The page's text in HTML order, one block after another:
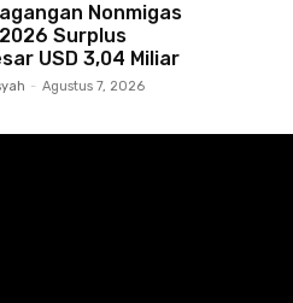
Nonmigas
Surplus
USD 3,04 Miliar
- Agustus 7, 2026